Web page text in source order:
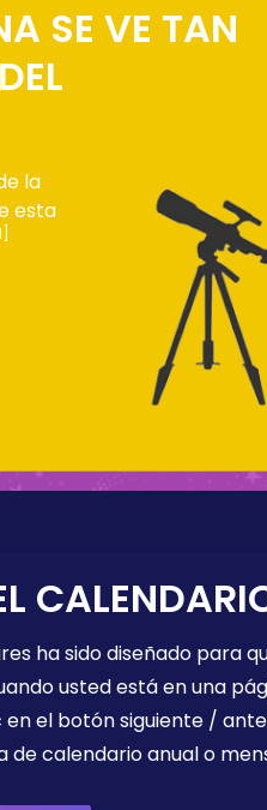
SE VE TAN
la
esta
ha sido diseñado
usted está en una
el botón siguiente /
calendario anual o